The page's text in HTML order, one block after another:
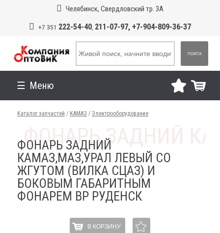
Челябинск, Свердловский тр. 3А
+7 351 222-54-40, 211-07-97, +7-904-809-36-37
ПОИСК
Меню
Каталог запчастей / КАМАЗ / Электрооборудование
ФОНАРЬ ЗАДНИЙ
КАМАЗ,МАЗ,УРАЛ ЛЕВЫЙ СО
ЖГУТОМ (ВИЛКА СЦАЗ) И
БОКОВЫМ ГАБАРИТНЫМ
ФОНАРЕМ ВР РУДЕНСК
В КОРЗИНУ